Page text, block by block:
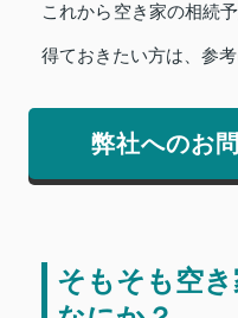
これから空き家の相続
得ておきたい方は、参考
弊社へのお
そもそも空